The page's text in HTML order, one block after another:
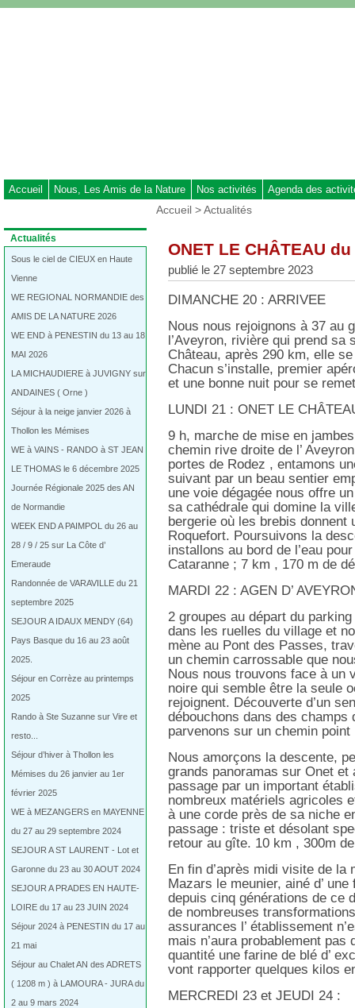
à
la
Accueil Nous, Les Amis de la Nature Nos activités Agenda des
Dans
la
rubrique
Actualités
Sous le ciel de CIEUX en Haute
Vienne
WE REGIONAL NORMANDIE des
AMIS DE LA NATURE 2026
WE END à PENESTIN du 13 au 18
MAI 2026
LA MICHAUDIERE à JUVIGNY sur
ANDAINES ( Orne )
Séjour à la neige janvier 2026 à
Thollon les Mémises
WE à VAINS - RANDO à ST JEAN
LE THOMAS le 6 décembre 2025
Journée Régionale 2025 des AN
de Normandie
WEEK END A PAIMPOL du 26 au
28 / 9 / 25 sur La Côte d’
Emeraude
Randonnée de VARAVILLE du 21
septembre 2025
SEJOUR A IDAUX MENDY (64)
Pays Basque du 16 au 23 août
2025.
Séjour en Corrèze au printemps
2025
Rando à Ste Suzanne sur Vire et
resto...
Séjour d’hiver à Thollon les
Mémises du 26 janvier au 1er
février 2025
WE à MEZANGERS en MAYENNE
du 27 au 29 septembre 2024
SEJOUR A ST LAURENT - Lot et
Garonne du 23 au 30 AOUT 2024
SEJOUR A PRADES EN HAUTE-
LOIRE du 17 au 23 JUIN 2024
Séjour 2024 à PENESTIN du 17 au
21 mai
Séjour au Chalet AN des ADRETS
( 1208 m ) à LAMOURA - JURA du
2 au 9 mars 2024
Vous
Accueil >Actualités
ONET LE CHÂTEAU
publié le 27 septembre 2023
DIMANCHE 20 : ARRIVEE
Nous nous rejoignons à 37 au
l’Aveyron, rivière qui prend
Château, après 290 km, elle
Chacun s’installe, premier
et une bonne nuit pour se
LUNDI 21 : ONET LE
9 h, marche de mise en
chemin rive droite de l’
portes de Rodez , entamons
suivant par un beau sentier
une voie dégagée nous offre
sa cathédrale qui domine la
bergerie où les brebis
Roquefort. Poursuivons la
installons au bord de l’eau
Cataranne ; 7 km , 170 m de
MARDI 22 : AGEN D’
2 groupes au départ du
dans les ruelles du village et
mène au Pont des Passes,
un chemin carrossable que
Nous nous trouvons face à un
noire qui semble être la seule
rejoignent. Découverte d’un
débouchons dans des
parvenons sur un chemin
Nous amorçons la descente,
grands panoramas sur Onet et
passage par un important
nombreux matériels agricoles
à une corde près de sa niche
passage : triste et désolant
retour au gîte. 10 km , 300m
En fin d’après midi visite de
Mazars le meunier, ainé d’
depuis cinq générations de ce
de nombreuses
assurances l’ établissement
mais n’aura probablement
quantité une farine de blé d’
vont rapporter quelques kilos
MERCREDI 23 et JEUDI 24 :